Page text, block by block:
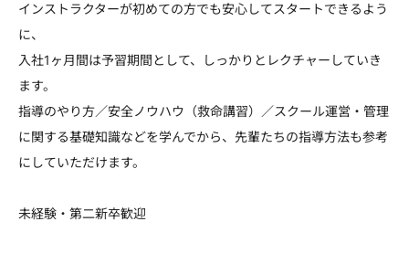
インストラクターが初めての方でも安心してスタートできるよう
に、
入社1ヶ月間は予習期間として、しっかりとレクチャーしていき
ます。
指導のやり方／安全ノウハウ（救命講習）／スクール運営・管理
に関する基礎知識などを学んでから、先輩たちの指導方法も参考
にしていただけます。
未経験・第二新卒歓迎